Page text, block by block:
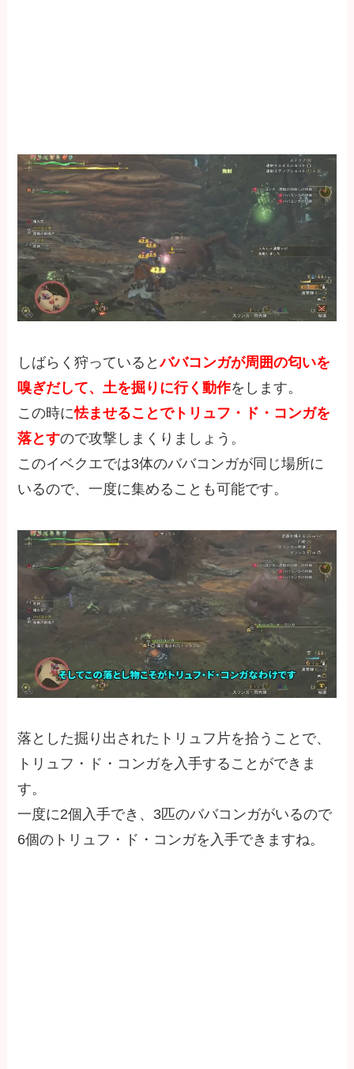
しばらく狩っているとババコンガが周囲の匂いを
嗅ぎだして、土を掘りに行く動作をします。
この時に怯ませることでトリュフ・ド・コンガを
落とすので攻撃しまくりましょう。
このイベクエでは3体のババコンガが同じ場所に
いるので、一度に集めることも可能です。
落とした掘り出されたトリュフ片を拾うことで、
トリュフ・ド・コンガを入手することができま
す。
一度に2個入手でき、3匹のババコンガがいるので
6個のトリュフ・ド・コンガを入手できますね。